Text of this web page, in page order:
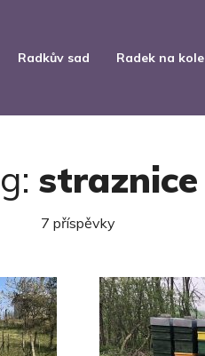
Radkův sad Radek na kole
straznice
7 příspěvky